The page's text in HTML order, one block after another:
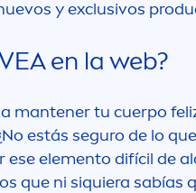
y exclusivos
en la web?
mantener tu cuerpo
estás seguro de lo
ese elemento difícil de
que ni siquiera